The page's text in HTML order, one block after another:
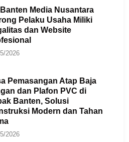
Banten Media Nusantara
Pelaku Usaha Miliki
dan Website
2026
Pemasangan Atap Baja
dan Plafon PVC di
Banten, Solusi
Modern dan Tahan
2026